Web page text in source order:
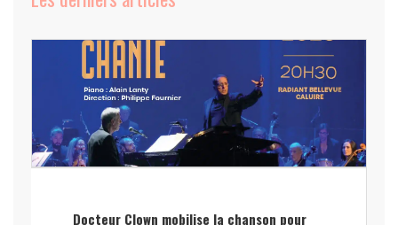
Docteur Clown mobilise la chanson pour